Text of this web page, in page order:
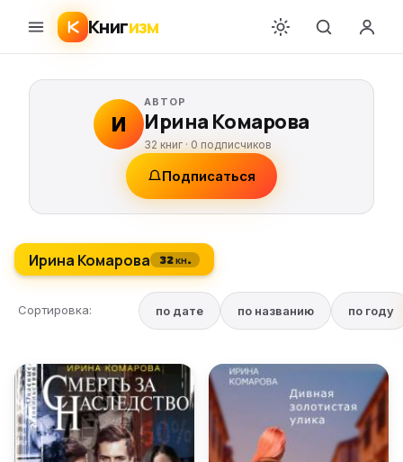
Книгизм
И
АВТОР
Ирина Комарова
32 книг ·0 подписчиков
Подписаться
Ирина Комарова 32 кн.
Сортировка: по дате по названию по году